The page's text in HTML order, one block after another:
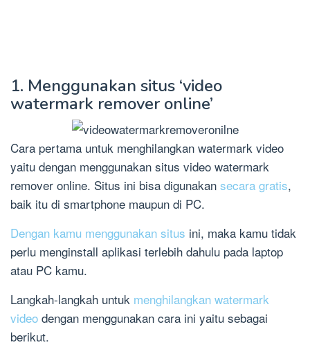
1. Menggunakan situs ‘video
watermark remover online’
Cara pertama untuk menghilangkan watermark video
yaitu dengan menggunakan situs video watermark
remover online. Situs ini bisa digunakan secara gratis,
baik itu di smartphone maupun di PC.
Dengan kamu menggunakan situs ini, maka kamu tidak
perlu menginstall aplikasi terlebih dahulu pada laptop
atau PC kamu.
Langkah-langkah untuk menghilangkan watermark
video dengan menggunakan cara ini yaitu sebagai
berikut.